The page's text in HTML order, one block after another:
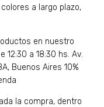
a largo plazo,
en nuestro
12:30 a 18:30 hs. Av.
Buenos Aires 10%
la compra, dentro